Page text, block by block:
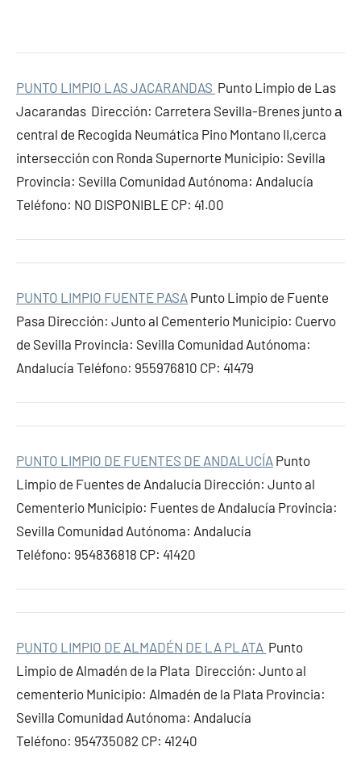
PUNTO LIMPIO LAS JACARANDAS Punto Limpio de Las
Jacarandas Dirección: Carretera Sevilla-Brenes junto а
central de Recogida Neumática Pino Montano II,cerca
intersección con Ronda Supernorte Municipio: Sevilla
Provincia: Sevilla Comunidad Autónoma: Andalucía
Teléfono: NO DISPONIBLE CP: 41.00
PUNTO LIMPIO FUENTE PASA Punto Limpio de Fuente
Pasa Dirección: Junto al Cementerio Municipio: Cuervo
de Sevilla Provincia: Sevilla Comunidad Autónoma:
Andalucía Teléfono: 955976810 CP: 41479
PUNTO LIMPIO DE FUENTES DE ANDALUCÍA Punto
Limpio de Fuentes de Andalucía Dirección: Junto al
Cementerio Municipio: Fuentes de Andalucía Provincia:
Sevilla Comunidad Autónoma: Andalucía
Teléfono: 954836818 CP: 41420
PUNTO LIMPIO DE ALMADÉN DE LA PLATA Punto
Limpio de Almadén de la Plata Dirección: Junto al
cementerio Municipio: Almadén de la Plata Provincia:
Sevilla Comunidad Autónoma: Andalucía
Teléfono: 954735082 CP: 41240